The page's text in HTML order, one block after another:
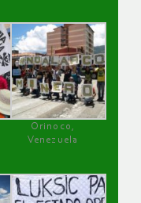
Orinoco,
Venezuela